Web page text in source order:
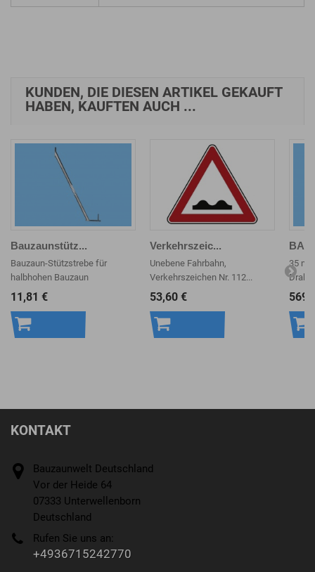
KUNDEN, DIE DIESEN ARTIKEL GEKAUFT
HABEN, KAUFTEN AUCH ...
Bauzaunstütz...
Bauzaun-Stützstrebe für
halbhohen Bauzaun
11,81 €
Verkehrszeic...
Unebene Fahrbahn,
Verkehrszeichen Nr. 112...
53,60 €
35 m
Draht
KONTAKT
Bauzaunwelt Deutschland
Vor der Heide 64
07333 Unterwellenborn
Deutschland
Rufen Sie uns an:
+4936715242770